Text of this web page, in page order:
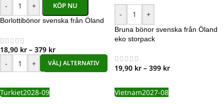
- + KÖP NU
Borlottibönor svenska från Öland
18,90 kr – 379 kr
-
+ VÄLJ ALTERNATIV
- +
Bruna bönor svenska från Öland
eko storpack
19,90 kr – 399 kr
Turkiet2028-09 Vietnam2027-08